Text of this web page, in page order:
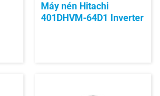
Máy nén Hitachi
401DHVM-64D1 Inverter